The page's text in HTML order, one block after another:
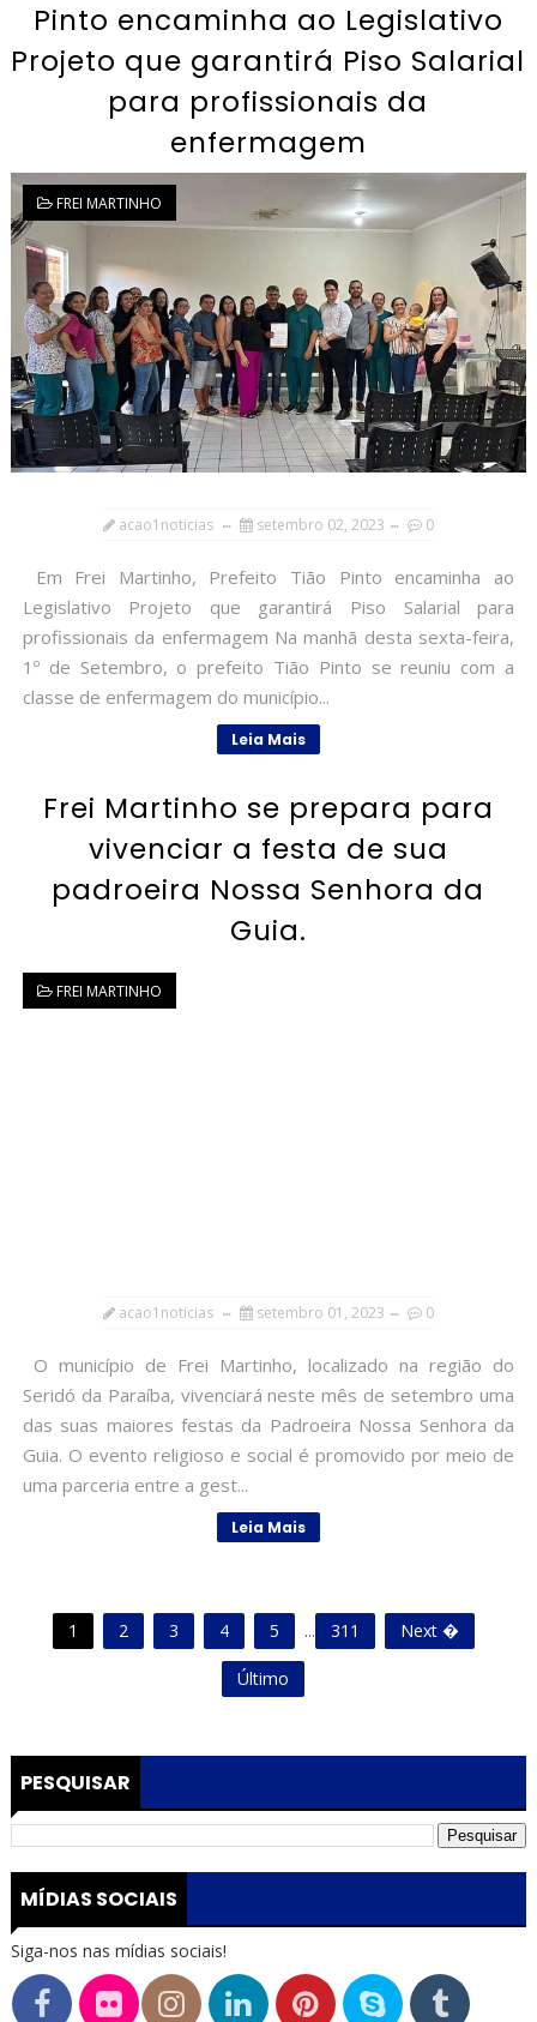
Pinto encaminha ao Legislativo
Projeto que garantirá Piso Salarial
para profissionais da
enfermagem
FREI MARTINHO
acao1noticias setembro 02, 2023 0
Em Frei Martinho, Prefeito Tião Pinto encaminha ao
Legislativo Projeto que garantirá Piso Salarial para
profissionais da enfermagem Na manhã desta sexta-feira,
1º de Setembro, o prefeito Tião Pinto se reuniu com a
classe de enfermagem do município...
Leia Mais
Frei Martinho se prepara para
vivenciar a festa de sua
padroeira Nossa Senhora da
Guia.
FREI MARTINHO
acao1noticias setembro 01, 2023 0
O município de Frei Martinho, localizado na região do
Seridó da Paraíba, vivenciará neste mês de setembro uma
das suas maiores festas da Padroeira Nossa Senhora da
Guia. O evento religioso e social é promovido por meio de
uma parceria entre a gest...
Leia Mais
1 2 3 4 5 ... 311 Next �
Último
PESQUISAR
MÍDIAS SOCIAIS
Siga-nos nas mídias sociais!